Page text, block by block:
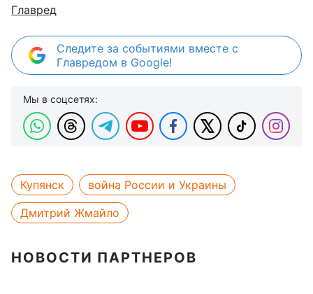
Главред
Следите за событиями вместе с
Главредом в Google!
Мы в соцсетях:
Купянск
война России и Украины
Дмитрий Жмайло
НОВОСТИ ПАРТНЕРОВ